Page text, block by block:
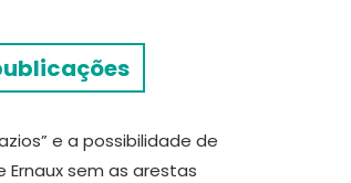
e a possibilidade de
Ernaux sem as arestas